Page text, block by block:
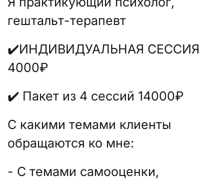
гештальт-терапевт
✔️ИНДИВИДУАЛЬНАЯ СЕССИЯ
4000₽
✔️ Пакет из 4 сессий 14000₽
С какими темами клиенты
обращаются ко мне:
- С темами самооценки,